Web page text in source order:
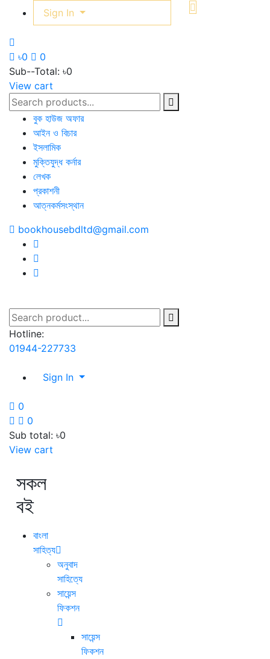
Sign In
৳0
0
Sub--Total: ৳0
View cart
বুক হাউজ অফার
আইন ও বিচার
ইসলামিক
মুক্তিযুদ্ধ কর্নার
লেখক
প্রকাশনী
আত্নকর্মসংস্থান
bookhousebdltd@gmail.com
Hotline:
01944-227733
Sign In
0
0
Sub total: ৳0
View cart
সকল
বই
বাংলা
সাহিত্য
অনুবাদ
সাহিত্যে
সায়েন্স
ফিকশন
সায়েন্স
ফিকশন